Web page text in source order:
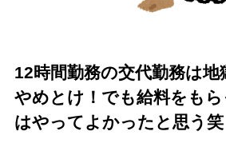
12時間勤務の交代勤務は
やめとけ！でも給料をも
はやってよかったと思う笑